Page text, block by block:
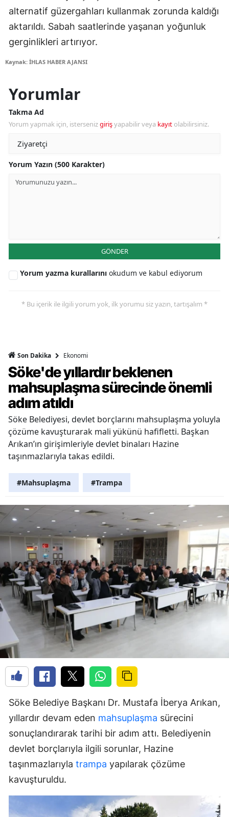
alternatif güzergahları kullanmak zorunda kaldığı
aktarıldı. Sabah saatlerinde yaşanan yoğunluk
gerginlikleri artırıyor.
Kaynak: İHLAS HABER AJANSI
Yorumlar
Takma Ad
Yorum yapmak için, istersenizgirişyapabilir veya kayıt olabilirsiniz.
Yorum Yazın (500 Karakter)
GÖNDER
Yorum yazma kurallarını okudum ve kabul ediyorum
* Bu içerik ile ilgili yorum yok, ilk yorumu siz yazın, tartışalım *
Son Dakika Ekonomi
Söke'de yıllardır beklenen
mahsuplaşma sürecinde önemli
adım atıldı
Söke Belediyesi, devlet borçlarını mahsuplaşma yoluyla
çözüme kavuşturarak mali yükünü hafifletti. Başkan
Arıkan’ın girişimleriyle devlet binaları Hazine
taşınmazlarıyla takas edildi.
#Mahsuplaşma #Trampa
Söke Belediye Başkanı Dr. Mustafa İberya Arıkan,
yıllardır devam eden mahsuplaşma sürecini
sonuçlandırarak tarihi bir adım attı. Belediyenin
devlet borçlarıyla ilgili sorunlar, Hazine
taşınmazlarıyla trampa yapılarak çözüme
kavuşturuldu.